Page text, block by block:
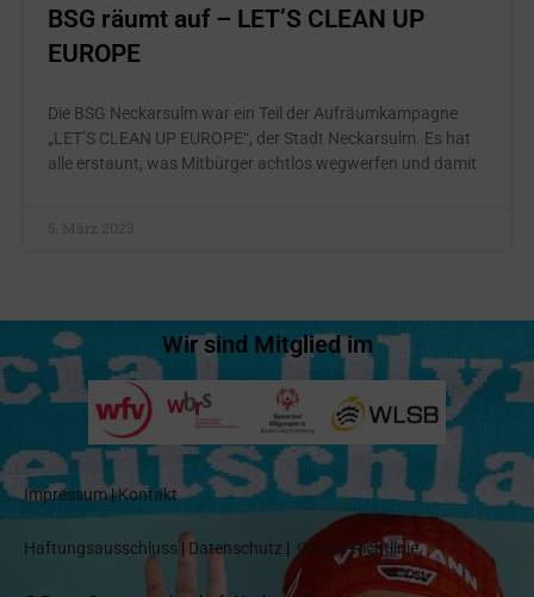
BSG räumt auf – LET’S CLEAN UP
EUROPE
Die BSG Neckarsulm war ein Teil der Aufräumkampagne
„LET’S CLEAN UP EUROPE“, der Stadt Neckarsulm. Es hat
alle erstaunt, was Mitbürger achtlos wegwerfen und damit
5. März 2023
Wir sind Mitglied im
Impressum|Kontakt
Haftungsausschluss | Datenschutz | Cookie-Richtlinie